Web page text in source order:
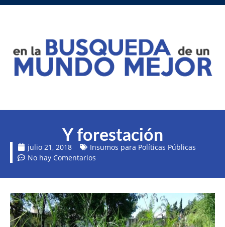
Y forestación
julio 21, 2018
Insumos para Políticas Públicas
No hay Comentarios